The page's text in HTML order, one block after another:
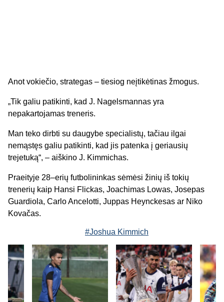
Anot vokiečio, strategas – tiesiog neįtikėtinas žmogus.
„Tik galiu patikinti, kad J. Nagelsmannas yra
nepakartojamas treneris.
Man teko dirbti su daugybe specialistų, tačiau ilgai
nemąstęs galiu patikinti, kad jis patenka į geriausių
trejetuką“, – aiškino J. Kimmichas.
Praeityje 28–erių futbolininkas sėmėsi žinių iš tokių
trenerių kaip Hansi Flickas, Joachimas Lowas, Josepas
Guardiola, Carlo Ancelotti, Juppas Heynckesas ar Niko
Kovačas.
#Joshua Kimmich